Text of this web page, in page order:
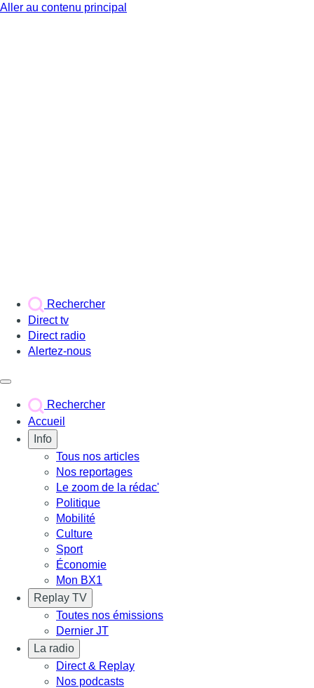
Aller au contenu principal
Rechercher
Direct tv
Direct radio
Alertez-nous
Rechercher
Accueil
Info
Tous nos articles
Nos reportages
Le zoom de la rédac'
Politique
Mobilité
Culture
Sport
Économie
Mon BX1
Replay TV
Toutes nos émissions
Dernier JT
La radio
Direct & Replay
Nos podcasts